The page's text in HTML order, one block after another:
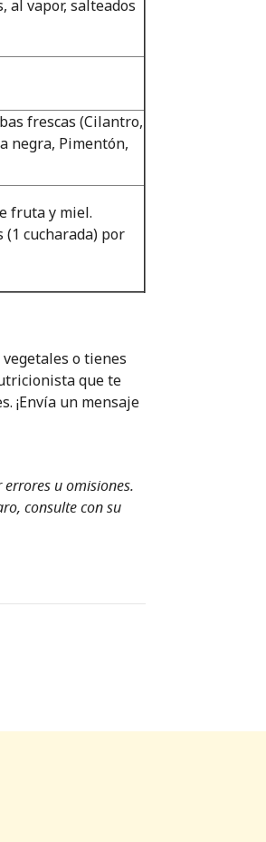
al vapor, salteados
frescas (Cilantro,
negra, Pimentón,
fruta y miel.
cucharada) por
o tienes
que te
¡Envía un mensaje
u omisiones.
consulte con su